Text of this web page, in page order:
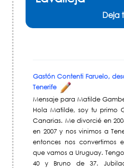
Deja
Gastón Contenti Faruelo,
Tenerife
Mensaje para Matilde
Hola Matilde, soy tu primo
Canarias. Me divorcié en
en 2007 y nos vinimos a
entonces nos convertimos
que vamos a Uruguay.
40 y Bruno de 37.